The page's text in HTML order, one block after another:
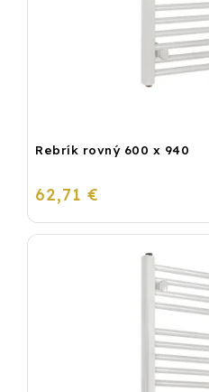
Rebrík rovný 600 x 940
62,71 €